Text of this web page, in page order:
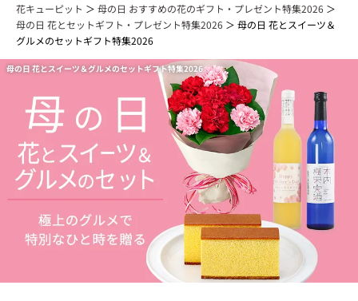
花キューピット
母の日 おすすめの花のギフト・プレゼント特集2026
母の日 花とセットギフト・プレゼント特集2026
母の日 花とスイーツ＆
グルメのセットギフト特集2026
母の日 花とスイーツ＆グルメのセットギフト特集2026